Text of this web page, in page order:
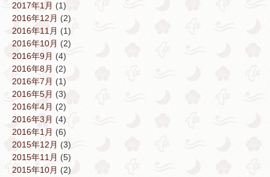
2017年1月 (1)
2016年12月 (2)
2016年11月 (1)
2016年10月 (2)
2016年9月 (4)
2016年8月 (2)
2016年7月 (1)
2016年5月 (3)
2016年4月 (2)
2016年3月 (4)
2016年1月 (6)
2015年12月 (3)
2015年11月 (5)
2015年10月 (2)